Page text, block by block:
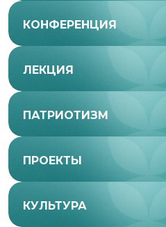
КОНФЕРЕНЦИЯ
ЛЕКЦИЯ
ПАТРИОТИЗМ
ПРОЕКТЫ
КУЛЬТУРА